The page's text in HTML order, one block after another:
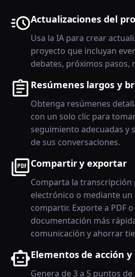
Actualizaciones del
Usa la IA para crear
proyecto que incluyan
debates, próximos pasos,
Resúmenes largos y
Obtenga resúmenes
con un solo clic para
seguimiento adecuadas y
de sus conversaciones.
Compartir y exportar
Comparta la
electrónico o mediante un
compartir. Exporte a PDF
documentación más
comunicación y ahorrar
Elementos de acción
Genera de 3 a 5 puntos